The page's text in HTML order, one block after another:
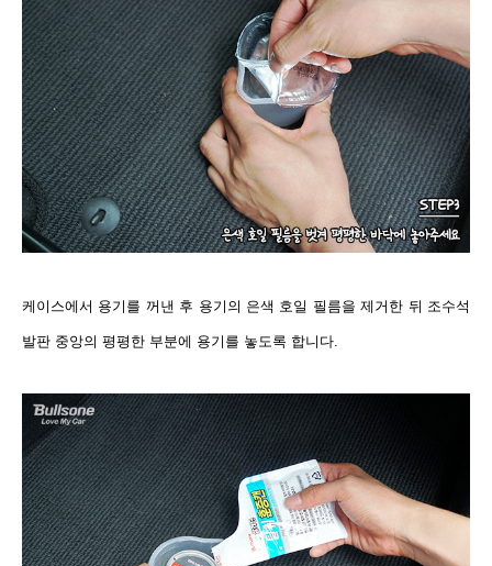
케이스에서 용기를 꺼낸 후 용기의 은색 호일 필름을 제거한 뒤 조수석
발판 중앙의 평평한 부분에 용기를 놓도록 합니다.